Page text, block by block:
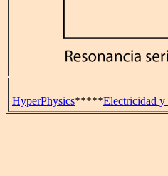
HyperPhysics*****Electricidad y